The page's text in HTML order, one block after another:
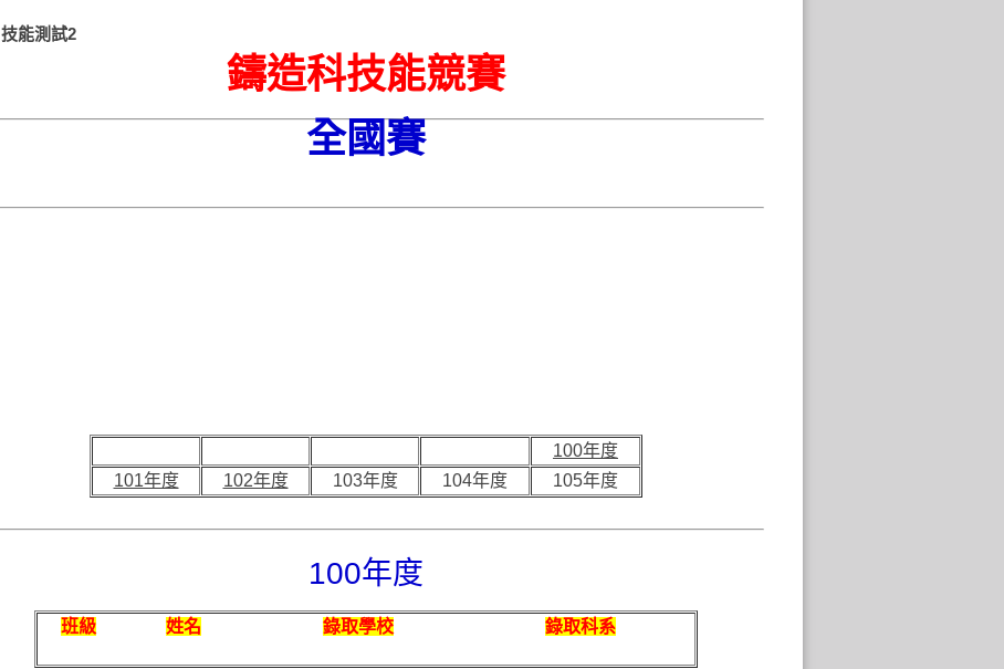
技能測試2
鑄造科技能競賽
全國賽
100年度
101年度
102年度 103年度 104年度 105年度
100年度
班級 姓名 錄取學校 錄取科系